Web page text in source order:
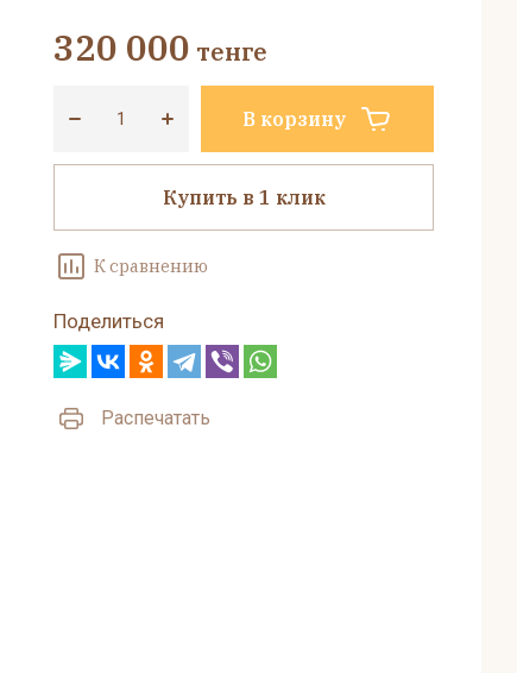
320 000 тенге
В корзину
Купить в 1 клик
К сравнению
Поделиться
Распечатать